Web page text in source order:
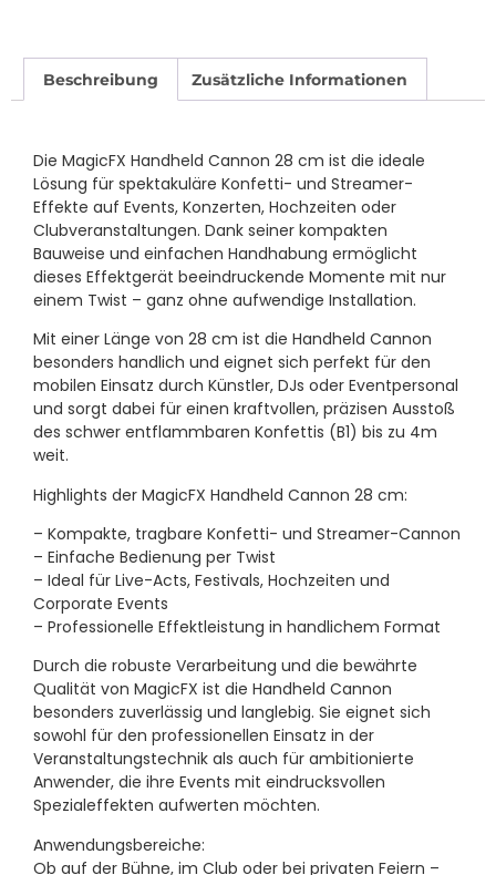
Beschreibung Zusätzliche Informationen
Die MagicFX Handheld Cannon 28 cm ist die ideale
Lösung für spektakuläre Konfetti- und Streamer-
Effekte auf Events, Konzerten, Hochzeiten oder
Clubveranstaltungen. Dank seiner kompakten
Bauweise und einfachen Handhabung ermöglicht
dieses Effektgerät beeindruckende Momente mit nur
einem Twist – ganz ohne aufwendige Installation.
Mit einer Länge von 28 cm ist die Handheld Cannon
besonders handlich und eignet sich perfekt für den
mobilen Einsatz durch Künstler, DJs oder Eventpersonal
und sorgt dabei für einen kraftvollen, präzisen Ausstoß
des schwer entflammbaren Konfettis (B1) bis zu 4m
weit.
Highlights der MagicFX Handheld Cannon 28 cm:
– Kompakte, tragbare Konfetti- und Streamer-Cannon
– Einfache Bedienung per Twist
– Ideal für Live-Acts, Festivals, Hochzeiten und
Corporate Events
– Professionelle Effektleistung in handlichem Format
Durch die robuste Verarbeitung und die bewährte
Qualität von MagicFX ist die Handheld Cannon
besonders zuverlässig und langlebig. Sie eignet sich
sowohl für den professionellen Einsatz in der
Veranstaltungstechnik als auch für ambitionierte
Anwender, die ihre Events mit eindrucksvollen
Spezialeffekten aufwerten möchten.
Anwendungsbereiche:
Ob auf der Bühne, im Club oder bei privaten Feiern –